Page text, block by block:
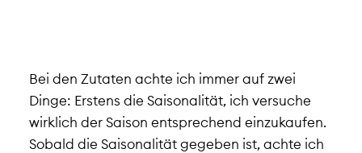
Bei den Zutaten achte ich immer auf zwei
Dinge: Erstens die Saisonalität, ich versuche
wirklich der Saison entsprechend einzukaufen.
Sobald die Saisonalität gegeben ist, achte ich